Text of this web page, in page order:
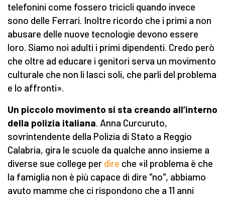
telefonini come fossero tricicli quando invece
sono delle Ferrari. Inoltre ricordo che i primi a non
abusare delle nuove tecnologie devono essere
loro. Siamo noi adulti i primi dipendenti. Credo però
che oltre ad educare i genitori serva un movimento
culturale che non li lasci soli, che parli del problema
e lo affronti».
Un piccolo movimento si sta creando all’interno
della polizia italiana. Anna Curcuruto,
sovrintendente della Polizia di Stato a Reggio
Calabria, gira le scuole da qualche anno insieme a
diverse sue college per dire che «il problema è che
la famiglia non è più capace di dire "no", abbiamo
avuto mamme che ci rispondono che a 11 anni